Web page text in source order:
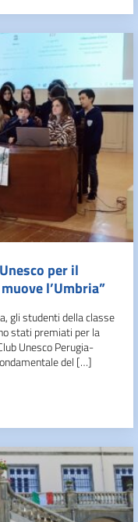
per il
l’Umbria”
gli studenti della classe
stati premiati per la
Unesco Perugia-
del […]